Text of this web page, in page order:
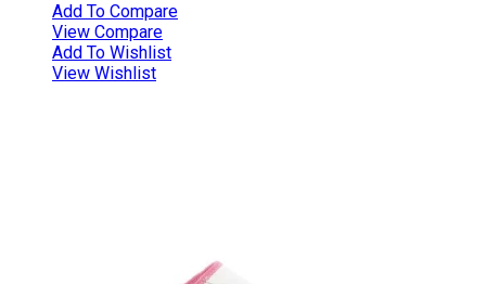
Add To Compare
View Compare
Add To Wishlist
View Wishlist